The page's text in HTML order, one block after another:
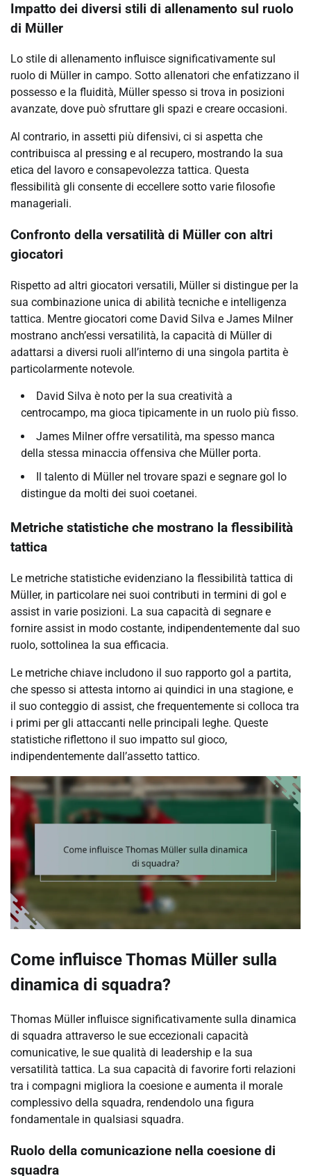
Impatto dei diversi stili di allenamento sul ruolo
di Müller
Lo stile di allenamento influisce significativamente sul
ruolo di Müller in campo. Sotto allenatori che enfatizzano il
possesso e la fluidità, Müller spesso si trova in posizioni
avanzate, dove può sfruttare gli spazi e creare occasioni.
Al contrario, in assetti più difensivi, ci si aspetta che
contribuisca al pressing e al recupero, mostrando la sua
etica del lavoro e consapevolezza tattica. Questa
flessibilità gli consente di eccellere sotto varie filosofie
manageriali.
Confronto della versatilità di Müller con altri
giocatori
Rispetto ad altri giocatori versatili, Müller si distingue per la
sua combinazione unica di abilità tecniche e intelligenza
tattica. Mentre giocatori come David Silva e James Milner
mostrano anch’essi versatilità, la capacità di Müller di
adattarsi a diversi ruoli all’interno di una singola partita è
particolarmente notevole.
David Silva è noto per la sua creatività a
centrocampo, ma gioca tipicamente in un ruolo più fisso.
James Milner offre versatilità, ma spesso manca
della stessa minaccia offensiva che Müller porta.
Il talento di Müller nel trovare spazi e segnare gol lo
distingue da molti dei suoi coetanei.
Metriche statistiche che mostrano la flessibilità
tattica
Le metriche statistiche evidenziano la flessibilità tattica di
Müller, in particolare nei suoi contributi in termini di gol e
assist in varie posizioni. La sua capacità di segnare e
fornire assist in modo costante, indipendentemente dal suo
ruolo, sottolinea la sua efficacia.
Le metriche chiave includono il suo rapporto gol a partita,
che spesso si attesta intorno ai quindici in una stagione, e
il suo conteggio di assist, che frequentemente si colloca tra
i primi per gli attaccanti nelle principali leghe. Queste
statistiche riflettono il suo impatto sul gioco,
indipendentemente dall’assetto tattico.
Come influisce Thomas Müller sulla
dinamica di squadra?
Thomas Müller influisce significativamente sulla dinamica
di squadra attraverso le sue eccezionali capacità
comunicative, le sue qualità di leadership e la sua
versatilità tattica. La sua capacità di favorire forti relazioni
tra i compagni migliora la coesione e aumenta il morale
complessivo della squadra, rendendolo una figura
fondamentale in qualsiasi squadra.
Ruolo della comunicazione nella coesione di
squadra